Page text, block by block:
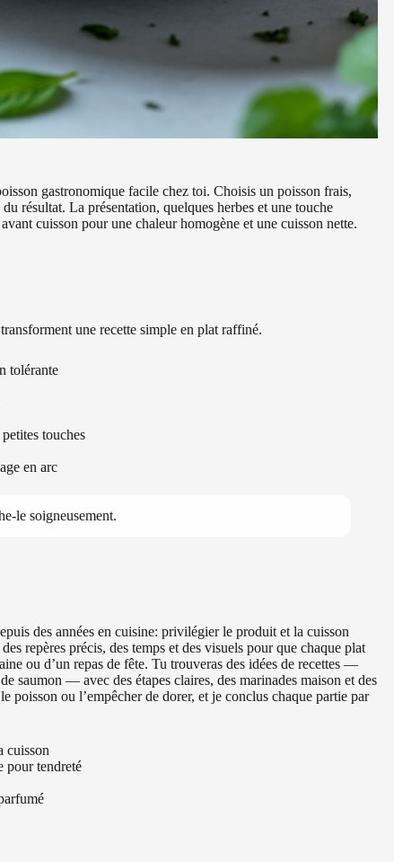
gastronomique facile chez toi. Choisis un poisson frais,
résultat. La présentation, quelques herbes et une touche
cuisson pour une chaleur homogène et une cuisson nette.
une recette simple en plat raffiné.
tolérante
touches
en arc
le soigneusement.
des années en cuisine: privilégier le produit et la cuisson
repères précis, des temps et des visuels pour que chaque plat
ou d’un repas de fête. Tu trouveras des idées de recettes —
saumon — avec des étapes claires, des marinades maison et des
ou l’empêcher de dorer, et je conclus chaque partie par
cuisson
pour tendreté